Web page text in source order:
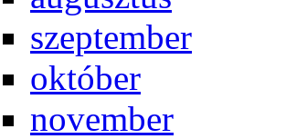
szep­tem­ber
ok­tó­ber
no­vem­ber